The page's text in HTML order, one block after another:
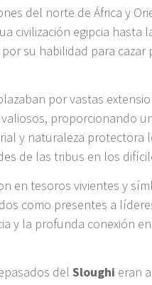
del norte de África y
civilización egipcia hasta
su habilidad para cazar
por vastas
proporcionando
y naturaleza protectora
de las tribus en los
en tesoros vivientes y
como presentes a
y la profunda conexión
delSloughi eran